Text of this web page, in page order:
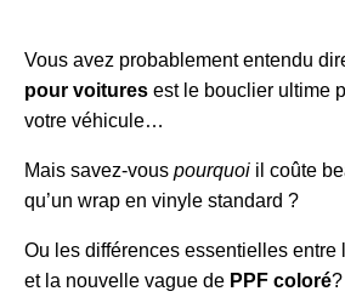
Vous avez probablement entendu
pour voitures est le bouclier ultime
votre véhicule…
Mais savez-vous pourquoi il coûte
qu’un wrap en vinyle standard ?
Ou les différences essentielles entre
et la nouvelle vague de PPF coloré?